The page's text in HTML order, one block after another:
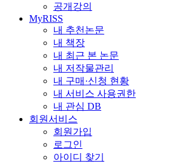
공개강의
MyRISS
내 추천논문
내 책장
내 최근 본 논문
내 저작물관리
내 구매·신청 현황
내 서비스 사용권한
내 관심 DB
회원서비스
회원가입
로그인
아이디 찾기